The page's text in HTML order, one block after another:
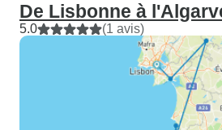
De Lisbonne à
5.0 (1 avis)